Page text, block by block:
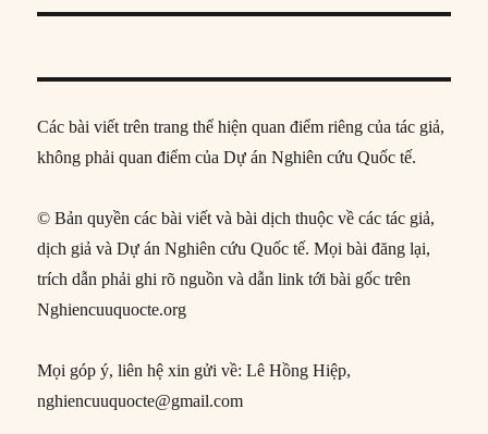
Các bài viết trên trang thể hiện quan điểm riêng của tác giả,
không phải quan điểm của Dự án Nghiên cứu Quốc tế.
© Bản quyền các bài viết và bài dịch thuộc về các tác giả,
dịch giả và Dự án Nghiên cứu Quốc tế. Mọi bài đăng lại,
trích dẫn phải ghi rõ nguồn và dẫn link tới bài gốc trên
Nghiencuuquocte.org
Mọi góp ý, liên hệ xin gửi về: Lê Hồng Hiệp,
nghiencuuquocte@gmail.com